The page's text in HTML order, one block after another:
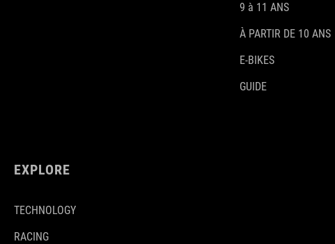
9 à 11 ANS
À PARTIR DE 10 ANS
E-BIKES
GUIDE
EXPLORE
TECHNOLOGY
RACING